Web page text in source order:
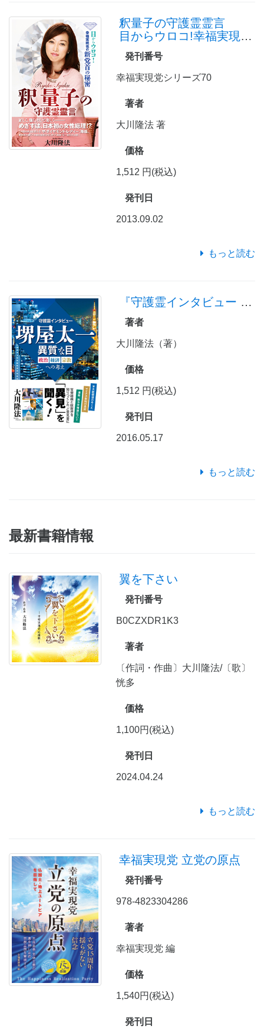
釈量子の守護霊霊言
目からウロコ!幸福実現党の新党首の秘密
発刊番号
幸福実現党シリーズ70
著者
大川隆法 著
価格
1,512 円(税込)
発刊日
2013.09.02
もっと読む
『守護霊インタビュー 堺屋太一 異質な目 政治・経済・宗教への考え』
著者
大川隆法（著）
価格
1,512 円(税込)
発刊日
2016.05.17
もっと読む
最新書籍情報
翼を下さい
発刊番号
B0CZXDR1K3
著者
〔作詞・作曲〕大川隆法/〔歌〕
恍多
価格
1,100円(税込)
発刊日
2024.04.24
もっと読む
幸福実現党 立党の原点
発刊番号
978-4823304286
著者
幸福実現党 編
価格
1,540円(税込)
発刊日